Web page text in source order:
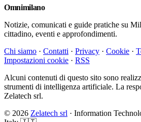
Omnimilano
Notizie, comunicati e guide pratiche su
cittadino, eventi e approfondimenti.
Chi siamo · Contatti · Privacy · Cookie ·
Impostazioni cookie · RSS
Alcuni contenuti di questo sito sono
strumenti di intelligenza artificiale. La
Zelatech srl.
© 2026 Zelatech srl · Information